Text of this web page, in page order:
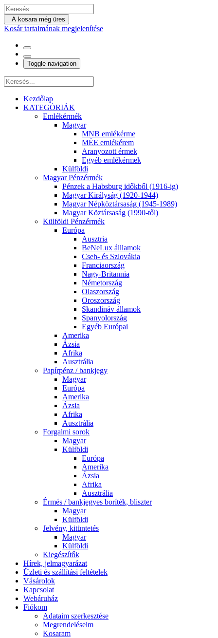
A kosara még üres
Kosár tartalmának megjelenítése
Toggle navigation
Kezdőlap
KATEGÓRIÁK
Emlékérmék
Magyar
MNB emlékérme
MÉE emlékérem
Aranyozott érmek
Egyéb emlékérmek
Külföldi
Magyar Pénzérmék
Pénzek a Habsburg időkből (1916-ig)
Magyar Királyság (1920-1944)
Magyar Népköztársaság (1945-1989)
Magyar Köztársaság (1990-től)
Külföldi Pénzérmék
Európa
Ausztria
BeNeLux álllamok
Cseh- és Szlovákia
Franciaország
Nagy-Britannia
Németország
Olaszország
Oroszország
Skandináv államok
Spanyolország
Egyéb Európai
Amerika
Ázsia
Afrika
Ausztrália
Papírpénz / bankjegy
Magyar
Európa
Amerika
Ázsia
Afrika
Ausztrália
Forgalmi sorok
Magyar
Külföldi
Európa
Amerika
Ázsia
Afrika
Ausztrália
Érmés / bankjegyes boríték, bliszter
Magyar
Külföldi
Jelvény, kitüntetés
Magyar
Külföldi
Kiegészítők
Hírek, jelmagyarázat
Üzleti és szállítási feltételek
Vásárolok
Kapcsolat
Webáruház
Fiókom
Adataim szerkesztése
Megrendeléseim
Kosaram